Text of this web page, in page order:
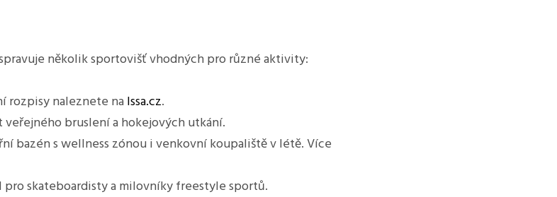
několik sportovišť vhodných pro různé aktivity:
rozpisy naleznete nalssa.cz.
veřejného bruslení a hokejových utkání.
bazén s wellness zónou i venkovní koupaliště v létě. Více
skateboardisty a milovníky freestyle sportů.